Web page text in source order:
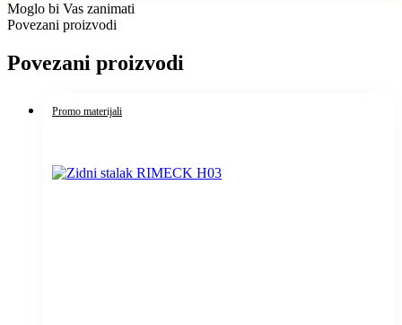
Moglo bi Vas zanimati
Povezani proizvodi
Povezani proizvodi
Promo materijali